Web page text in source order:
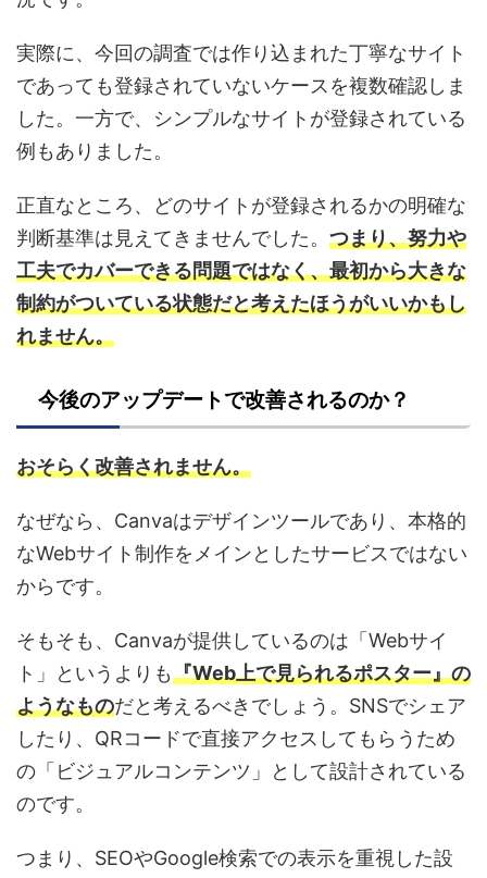
実際に、今回の調査では作り込まれた丁寧なサイト
であっても登録されていないケースを複数確認しま
した。一方で、シンプルなサイトが登録されている
例もありました。
正直なところ、どのサイトが登録されるかの明確な
判断基準は見えてきませんでした。 つまり、努力や
工夫でカバーできる問題ではなく、最初から大きな
制約がついている状態だと考えたほうがいいかもし
れません。
今後のアップデートで改善されるのか？
おそらく改善されません。
なぜなら、Canvaはデザインツールであり、本格的
なWebサイト制作をメインとしたサービスではない
からです。
そもそも、Canvaが提供しているのは「Webサイ
ト」というよりも『Web上で見られるポスター』の
ようなものだと考えるべきでしょう。SNSでシェア
したり、QRコードで直接アクセスしてもらうため
の「ビジュアルコンテンツ」として設計されている
のです。
つまり、SEOやGoogle検索での表示を重視した設